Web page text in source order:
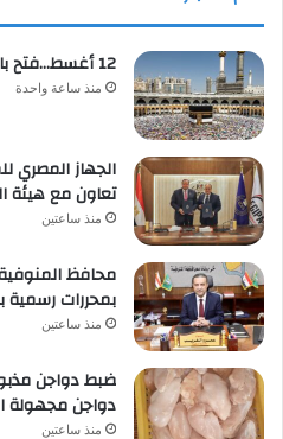
12 أغسط…فتح باب التقديم لحج القرعة
منذ ساعة واحدة
الجهاز المصري
تعاون مع هيئة
منذ ساعتين
محافظ
بمحررات رسمية
منذ ساعتين
دواجن مجهولة
منذ ساعتين